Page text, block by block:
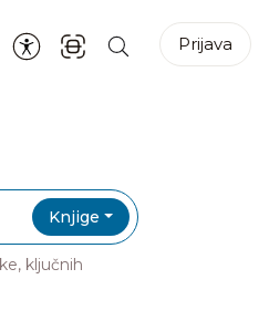
Prijava
Knjige
ključnih